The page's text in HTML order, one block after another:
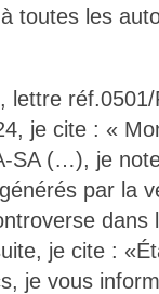
toutes les
lettre
je cite : «
SA (…), je
par la
dans
je cite :
je vous